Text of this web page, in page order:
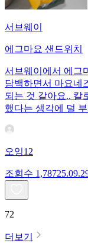
서브웨이
에그마요 샌드위치
서브웨이에서 에그
담백하면서 마요네
되는 것 같아요.. 칼
했다는 생각에 덜
오잉12
조회수 1,787
72
더보기